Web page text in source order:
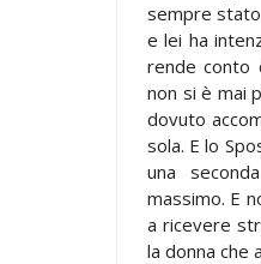
sempre
e lei ha
rende conto
non si è mai
dovuto
sola. E lo
una
massimo. E
a ricevere
la donna che